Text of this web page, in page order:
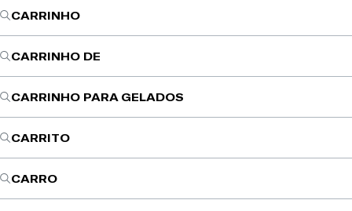
CARRINHO
CARRINHO DE
CARRINHO PARA GELADOS
CARRITO
CARRO